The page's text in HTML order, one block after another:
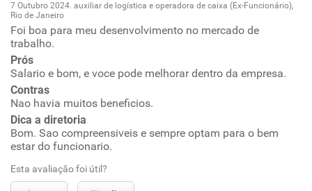
Oportunidade de promoção
Ambiente de trabalho
Conciliação com a vida familiar
Benefícios
Recomenda a diretoria
7 Outubro 2024. auxiliar de logística e operadora de caixa (Ex-Funcionário),
Rio de Janeiro
Foi boa para meu desenvolvimento no mercado de
trabalho.
Prós
Salario e bom, e voce pode melhorar dentro da empresa.
Contras
Nao havia muitos beneficios.
Dica a diretoria
Bom. Sao compreensiveis e sempre optam para o bem
estar do funcionario.
Esta avaliação foi útil?